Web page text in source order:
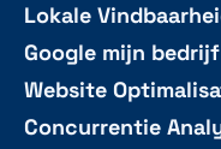
Lokale
Google mijn bedrijf
Website
Concurrentie